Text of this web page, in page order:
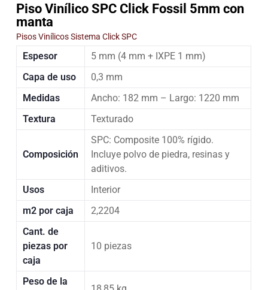
Piso Vinílico SPC Click Fossil 5mm con
manta
Pisos Vinílicos Sistema Click SPC
Espesor
5 mm (4 mm + IXPE 1 mm)
Capa de uso
0,3 mm
Medidas
Ancho: 182 mm – Largo: 1220 mm
Textura
Texturado
Composición
SPC: Composite 100% rígido.
Incluye polvo de piedra, resinas y
aditivos.
Usos
Interior
m2 por caja
2,2204
Cant. de
piezas por
caja
10 piezas
Peso de la